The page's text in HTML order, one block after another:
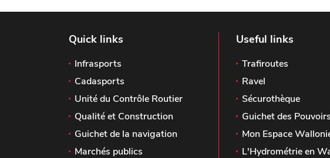
Quick links
Infrasports
Cadasports
Unité du Contrôle Routier
Qualité et Construction
Guichet de la navigation
Marchés publics
Useful links
Trafiroutes
Ravel
Sécurothèque
Guichet des
Mon Espace
L'Hydrométrie en